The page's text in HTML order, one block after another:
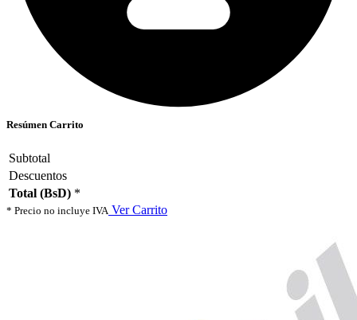
Resúmen Carrito
Subtotal
Descuentos
Total (BsD) *
* Precio no incluye IVA Ver Carrito